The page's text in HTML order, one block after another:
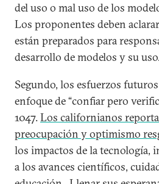
del uso o mal uso de los
Los proponentes deben
están preparados para
desarrollo de modelos y su
Segundo, los esfuerzos
enfoque de “confiar pero
1047.Los californianos
preocupación y optimismo
los impactos de la tecnología,
a los avances científicos,